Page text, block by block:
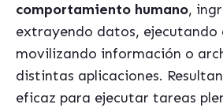
comportamiento humano,
extrayendo datos, ejecutando
movilizando información o
distintas aplicaciones.
eficaz para ejecutar tareas